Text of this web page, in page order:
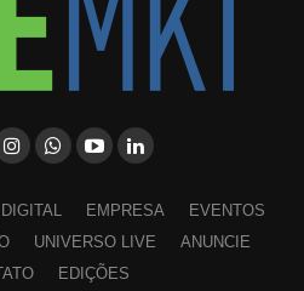
DIGITAL EMPRESA
EVENTOS
UNIVERSO LIVE
ANUNCIE
EDIÇÕES